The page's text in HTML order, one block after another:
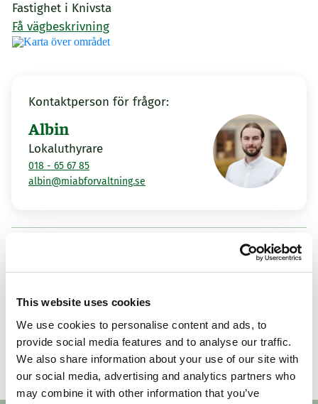
This website uses cookies
We use cookies to personalise content and ads, to
provide social media features and to analyse our traffic.
We also share information about your use of our site with
our social media, advertising and analytics partners who
may combine it with other information that you’ve
Fastighet i Knivsta
Få vägbeskrivning
Kontaktperson för frågor:
Albin
Lokaluthyrare
018 - 65 67 85
albin@miabforvaltning.se
Knivsta
Forsbyvägen 1
9 m² Tillträde: 2026-10-01 9 m²
Visa alla lediga lokaler